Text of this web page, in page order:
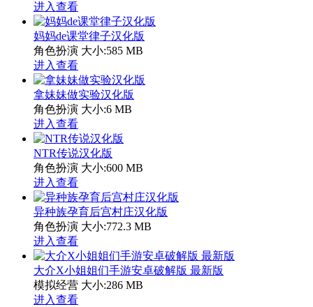
进入查看
妈妈de课堂律子汉化版
角色扮演 大小:585 MB
进入查看
拿妹妹做实验汉化版
角色扮演 大小:6 MB
进入查看
NTR传说汉化版
角色扮演 大小:600 MB
进入查看
异种族孕育后宫村庄汉化版
角色扮演 大小:772.3 MB
进入查看
大介X小姐姐们手游安卓破解版 最新版
模拟经营 大小:286 MB
进入查看